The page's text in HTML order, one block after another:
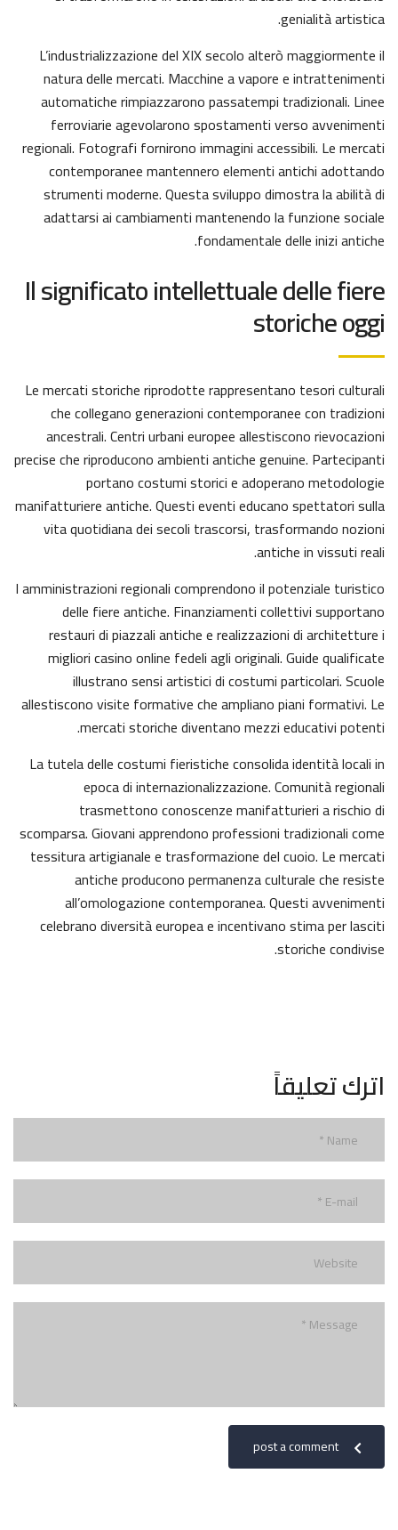
genialità artistica.
L’industrializzazione del XIX secolo alterò maggiormente il
natura delle mercati. Macchine a vapore e intrattenimenti
automatiche rimpiazzarono passatempi tradizionali. Linee
ferroviarie agevolarono spostamenti verso avvenimenti
regionali. Fotografi fornirono immagini accessibili. Le mercati
contemporanee mantennero elementi antichi adottando
strumenti moderne. Questa sviluppo dimostra la abilità di
adattarsi ai cambiamenti mantenendo la funzione sociale
fondamentale delle inizi antiche.
Il significato intellettuale delle fiere
storiche oggi
Le mercati storiche riprodotte rappresentano tesori culturali
che collegano generazioni contemporanee con tradizioni
ancestrali. Centri urbani europee allestiscono rievocazioni
precise che riproducono ambienti antiche genuine. Partecipanti
portano costumi storici e adoperano metodologie
manifatturiere antiche. Questi eventi educano spettatori sulla
vita quotidiana dei secoli trascorsi, trasformando nozioni
antiche in vissuti reali.
I amministrazioni regionali comprendono il potenziale turistico
delle fiere antiche. Finanziamenti collettivi supportano
restauri di piazzali antiche e realizzazioni di architetture i
migliori casino online fedeli agli originali. Guide qualificate
illustrano sensi artistici di costumi particolari. Scuole
allestiscono visite formative che ampliano piani formativi. Le
mercati storiche diventano mezzi educativi potenti.
La tutela delle costumi fieristiche consolida identità locali in
epoca di internazionalizzazione. Comunità regionali
trasmettono conoscenze manifatturieri a rischio di
scomparsa. Giovani apprendono professioni tradizionali come
tessitura artigianale e trasformazione del cuoio. Le mercati
antiche producono permanenza culturale che resiste
all’omologazione contemporanea. Questi avvenimenti
celebrano diversità europea e incentivano stima per lasciti
storiche condivise.
اترك تعليقاً
post a comment